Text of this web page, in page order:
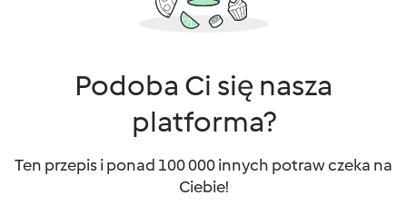
Podoba Ci się nasza
platforma?
Ten przepis i ponad 100 000 innych potraw czeka na
Ciebie!